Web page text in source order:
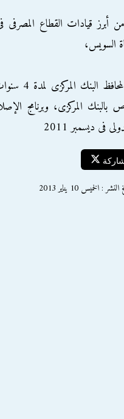
أبرز قيادات القطاع
السويس،
قبل أن
بالبنك المركزى، وبرنامج
ديسمبر 2011
10 يناير 2013